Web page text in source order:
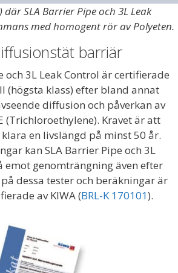
SLA Barrier Pipe och 3L Leak
med homogent rör av Polyeten.
barriär
och 3L Leak Control är certifierade
(högsta klass) efter bland annat
diffusion och påverkan av
(Trichloroethylene). Kravet är att
en livslängd på minst 50 år.
kan SLA Barrier Pipe och 3L
emot genomträngning även efter
dessa tester och beräkningar är
av KIWA (BRL-K 170101).